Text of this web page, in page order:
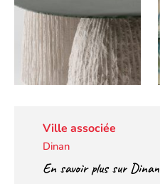
Ville associée
Dinan
En savoir plus sur Dinan